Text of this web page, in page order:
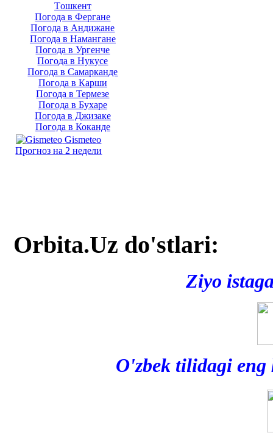
Тoшкент
Погода в Фергане
Погода в Андижане
Погода в Намангане
Погода в Ургенче
Погода в Нукусе
Погода в Самарканде
Погода в Карши
Погода в Термезе
Погода в Бухаре
Погода в Джизаке
Погода в Коканде
Gismeteo
Прогноз на 2 недели
Orbita.Uz do'stlari:
Ziyo
O'zbek tilidagi